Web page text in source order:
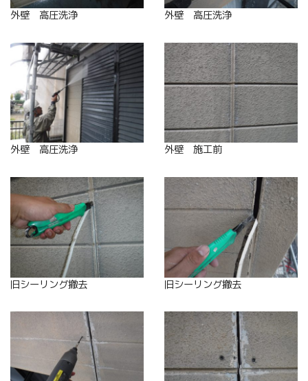
外壁 高圧洗浄 外壁 高圧洗浄
外壁 高圧洗浄 外壁 施工前
旧シーリング撤去 旧シーリング撤去